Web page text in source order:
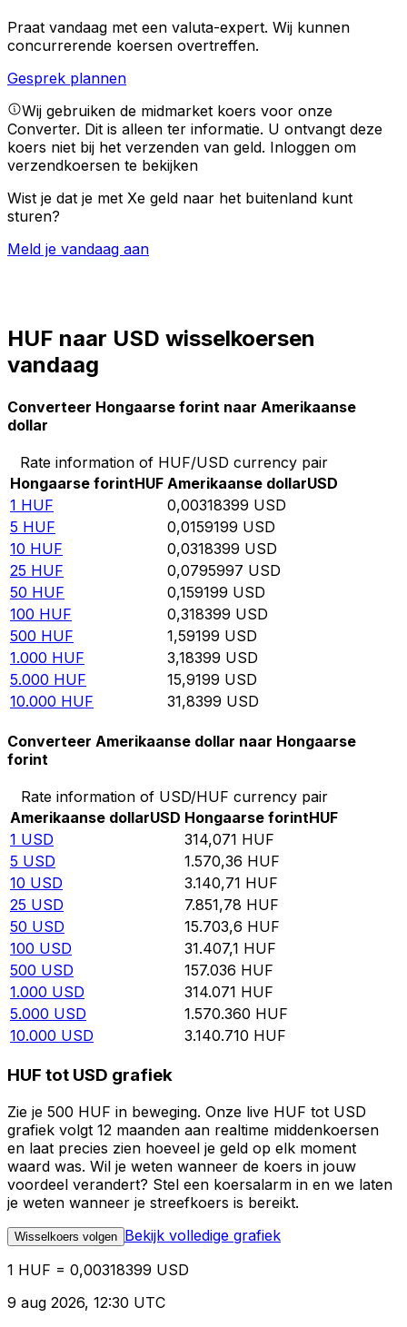
Praat vandaag met een valuta-expert. Wij kunnen
concurrerende koersen overtreffen.
Gesprek plannen
Wij gebruiken de midmarket koers voor onze
Converter. Dit is alleen ter informatie. U ontvangt deze
koers niet bij het verzenden van geld. Inloggen om
verzendkoersen te bekijken
Wist je dat je met Xe geld naar het buitenland kunt
sturen?
Meld je vandaag aan
HUF naar USD wisselkoersen
vandaag
Converteer Hongaarse forint naar Amerikaanse
dollar
Rate information of HUF/USD currency pair
Hongaarse forintHUF Amerikaanse dollarUSD
1 HUF 0,00318399 USD
5 HUF 0,0159199 USD
10 HUF 0,0318399 USD
25 HUF 0,0795997 USD
50 HUF 0,159199 USD
100 HUF 0,318399 USD
500 HUF 1,59199 USD
1.000 HUF 3,18399 USD
5.000 HUF 15,9199 USD
10.000 HUF 31,8399 USD
Converteer Amerikaanse dollar naar Hongaarse
forint
Rate information of USD/HUF currency pair
Amerikaanse dollarUSD Hongaarse forintHUF
1 USD 314,071 HUF
5 USD 1.570,36 HUF
10 USD 3.140,71 HUF
25 USD 7.851,78 HUF
50 USD 15.703,6 HUF
100 USD 31.407,1 HUF
500 USD 157.036 HUF
1.000 USD 314.071 HUF
5.000 USD 1.570.360 HUF
10.000 USD 3.140.710 HUF
HUF tot USD grafiek
Zie je 500 HUF in beweging. Onze live HUF tot USD
grafiek volgt 12 maanden aan realtime middenkoersen
en laat precies zien hoeveel je geld op elk moment
waard was. Wil je weten wanneer de koers in jouw
voordeel verandert? Stel een koersalarm in en we laten
je weten wanneer je streefkoers is bereikt.
Wisselkoers volgen Bekijk volledige grafiek
1 HUF = 0,00318399 USD
9 aug 2026, 12:30 UTC